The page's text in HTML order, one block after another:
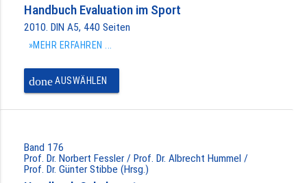
Handbuch Evaluation im Sport
2010. DIN A5, 440 Seiten
»MEHR ERFAHREN ...
doneAUSWÄHLEN
Band 176
Prof. Dr. Norbert Fessler / Prof. Dr. Albrecht Hummel /
Prof. Dr. Günter Stibbe (Hrsg.)